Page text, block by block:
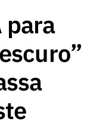
Computaç
Emprego
Científico
Projetos
RÁPIDOS
Bolsas
Científico
RÁPIDOS
para